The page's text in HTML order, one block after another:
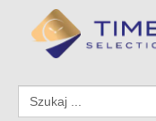
Search
for: